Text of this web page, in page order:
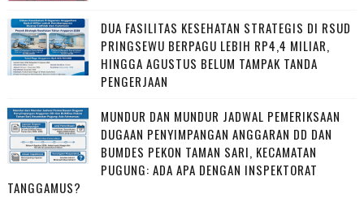
DUA FASILITAS KESEHATAN STRATEGIS DI RSUD
PRINGSEWU BERPAGU LEBIH RP4,4 MILIAR,
HINGGA AGUSTUS BELUM TAMPAK TANDA
PENGERJAAN
MUNDUR DAN MUNDUR JADWAL PEMERIKSAAN
DUGAAN PENYIMPANGAN ANGGARAN DD DAN
BUMDES PEKON TAMAN SARI, KECAMATAN
PUGUNG: ADA APA DENGAN INSPEKTORAT
TANGGAMUS?